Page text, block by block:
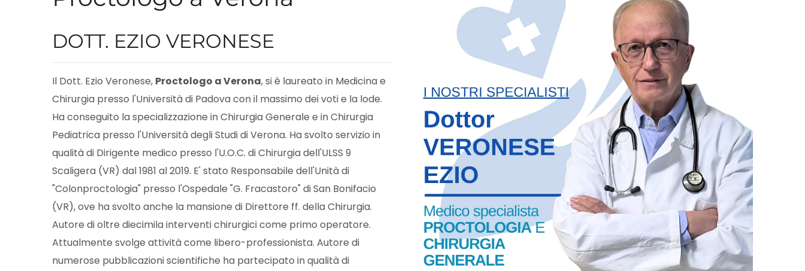
DOTT. EZIO VERONESE
Il Dott. Ezio Veronese, Proctologo a Verona, si è laureato in Medicina e
Chirurgia presso l'Università di Padova con il massimo dei voti e la lode.
Ha conseguito la specializzazione in Chirurgia Generale e in Chirurgia
Pediatrica presso l'Università degli Studi di Verona. Ha svolto servizio in
qualità di Dirigente medico presso l'U.O.C. di Chirurgia dell'ULSS 9
Scaligera (VR) dal 1981 al 2019. E' stato Responsabile dell'Unità di
"Colonproctologia" presso l'Ospedale "G. Fracastoro" di San Bonifacio
(VR), ove ha svolto anche la mansione di Direttore ff. della Chirurgia.
Autore di oltre diecimila interventi chirurgici come primo operatore.
Attualmente svolge attività come libero-professionista. Autore di
numerose pubblicazioni scientifiche ha partecipato in qualità di